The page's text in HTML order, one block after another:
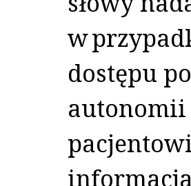
w
dostępu
autonomii